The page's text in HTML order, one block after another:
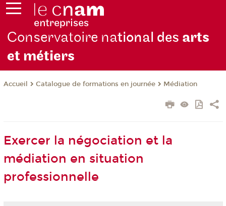
Conservatoire national des arts
et métiers
Accueil Catalogue de formations en journée Médiation
Exercer la négociation et la
médiation en situation
professionnelle